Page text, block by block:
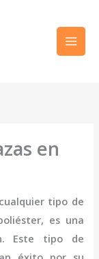
en
tipo de
es una
Este tipo de